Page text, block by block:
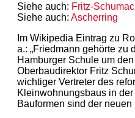
Siehe auch: Fritz-
Siehe auch: Ascherring
Im Wikipedia Eintrag zu
a.: „Friedmann gehörte zu
Hamburger Schule um
Oberbaudirektor Fritz
wichtiger Vertreter des
Kleinwohnungsbaus in
Bauformen sind der